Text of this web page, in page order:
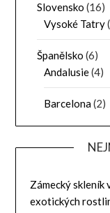
Slovensko (16)
Vysoké Tatry
Španělsko (6)
Andalusie(4)
Barcelona(2)
Zámecký skleník
exotických